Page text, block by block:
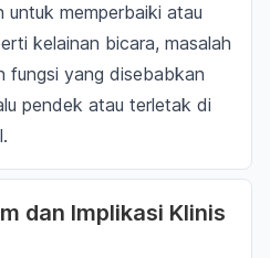
untuk memperbaiki atau
kelainan bicara, masalah
fungsi yang disebabkan
pendek atau terletak di
dan Implikasi Klinis